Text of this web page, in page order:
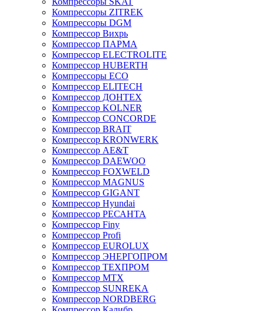
Компрессоры ZITREK
Компрессоры DGM
Компрессор Вихрь
Компрессор ПАРМА
Компрессор ELECTROLITE
Компрессор HUBERTH
Компрессоры ECO
Компрессор ELITECH
Компрессор ДОНТЕХ
Компрессор KOLNER
Компрессор CONCORDE
Компрессор BRAIT
Компрессор KRONWERK
Компрессор AE&T
Компрессор DAEWOO
Компрессор FOXWELD
Компрессор MAGNUS
Компрессор GIGANT
Компрессор Hyundai
Компрессор РЕСАНТА
Компрессор Finy
Компрессор Profi
Компрессор EUROLUX
Компрессор ЭНЕРГОПРОМ
Компрессор ТЕХПРОМ
Компрессор MTX
Компрессор SUNREKA
Компрессор NORDBERG